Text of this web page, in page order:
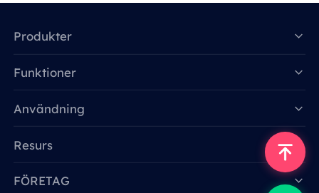
Produkter
Funktioner
Användning
Resurs
FÖRETAG